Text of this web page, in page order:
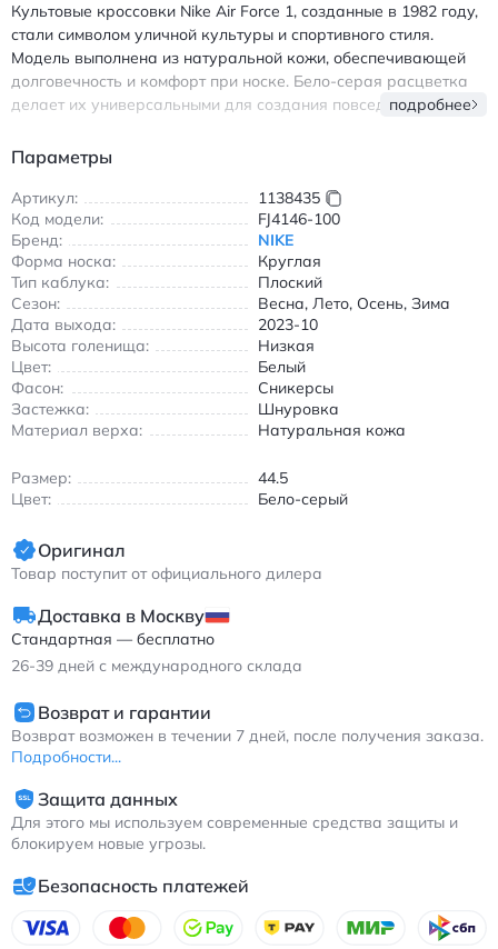
Культовые кроссовки Nike Air Force 1, созданные в 1982 году,
стали символом уличной культуры и спортивного стиля.
Модель выполнена из натуральной кожи, обеспечивающей
долговечность и комфорт при носке. Бело-серая расцветка
делает их универсальными для создания повседневных
носок подчеркивают традиционный дизайн, а резиновая
поверхностью. Износостойкие материалы и продуманная
конструкция делают эти кроссовки идеальным выбором для
ежедневного использования. Кроссовки легко сочетаются с
джинсами, шортами или спортивными брюками, создавая
современный и модный образ. Амортизирующая подошва
обеспечивает комфорт даже при длительной носке, а
воздухопроницаемые вставки в верхней части позволяют
ногам дышать. Прочная конструкция и качественные
материалы делают Nike Air Force 1 отличным вариантом для
тех, кто ценит сочетание стиля и функциональности. Найк
Эйр Форс 1 кроссовки кожаные бело-серые
подробнее
Параметры
Артикул:
1138435
Код модели:
FJ4146-100
Бренд:
NIKE
Форма носка:
Круглая
Тип каблука:
Плоский
Сезон:
Весна, Лето, Осень, Зима
Дата выхода:
2023-10
Высота голенища:
Низкая
Цвет:
Белый
Фасон:
Сникерсы
Застежка:
Шнуровка
Материал верха:
Натуральная кожа
Размер:
44.5
Цвет:
Бело-серый
Оригинал
Товар поступит от официального дилера
Доставка в Москву
Стандартная — бесплатно
26-39 дней с международного склада
Возврат и гарантии
Возврат возможен в течении 7 дней, после получения заказа.
Подробности...
Защита данных
Для этого мы используем современные средства защиты и
блокируем новые угрозы.
Безопасность платежей